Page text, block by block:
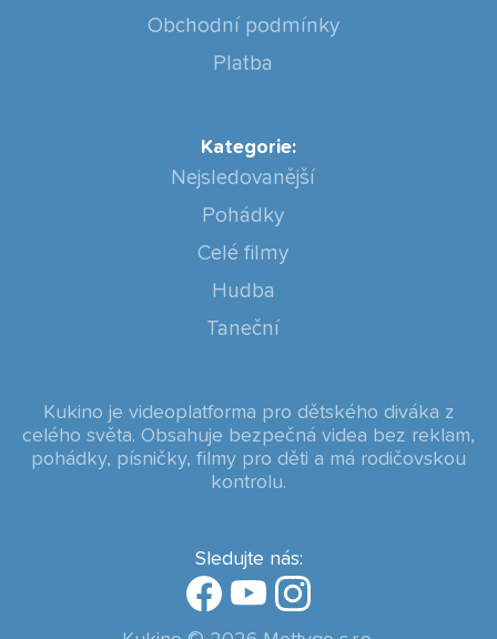
Obchodní podmínky
Platba
Kategorie:
Nejsledovanější
Pohádky
Celé filmy
Hudba
Taneční
Sledujte nás:
Kukino je videoplatforma pro dětského diváka z
celého světa. Obsahuje bezpečná videa bez reklam,
pohádky, písničky, filmy pro děti a má rodičovskou
kontrolu.